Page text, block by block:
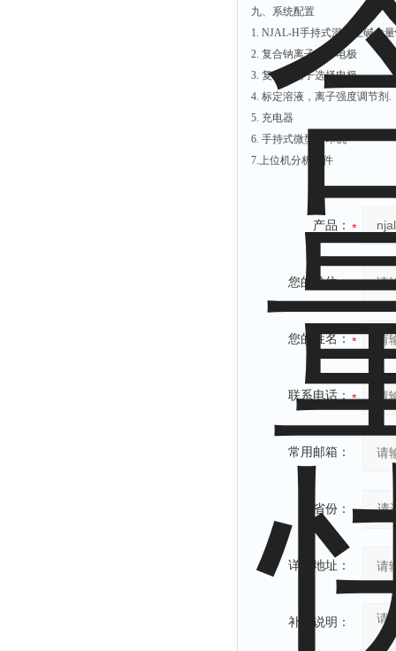
九、系统配置
1. NJAL-H手持式混凝土碱含
2. 复合钠离子选择电极
3. 复合钾离子选择电极
4. 标定溶液，离子强度调节剂.
5. 充电器
6. 手持式微型打印机
7.上位机分析软件
产品：
您的单位：
您的姓名：
联系电话：
常用邮箱：
省份：
详细地址：
补充说明：